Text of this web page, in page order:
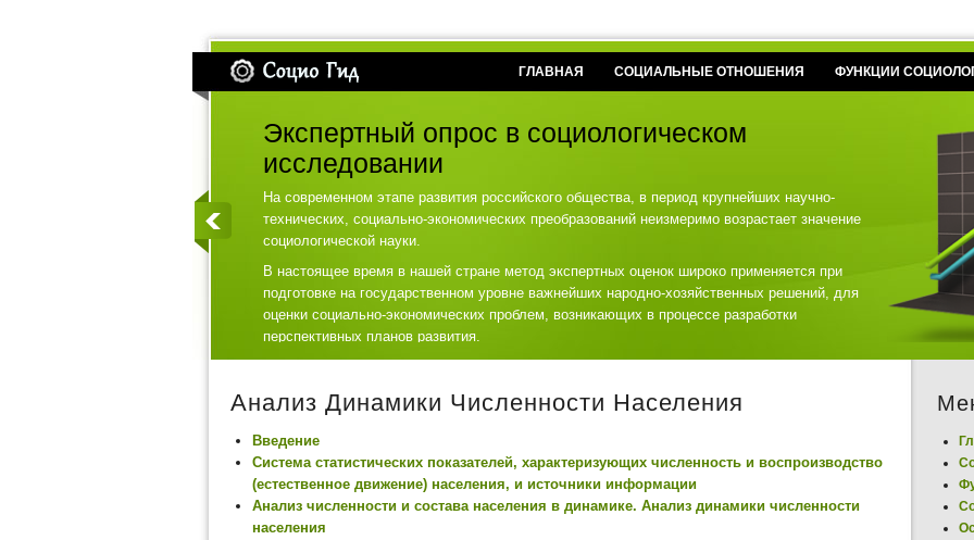
ГЛАВНАЯ СОЦИАЛЬНЫЕ ОТНОШЕНИЯ ФУНКЦИИ
Экспертный опрос в социологическом
исследовании
На современном этапе развития российского общества, в период крупнейших научно-
технических, социально-экономических преобразований неизмеримо возрастает значение
социологической науки.
В настоящее время в нашей стране метод экспертных оценок широко применяется при
подготовке на государственном уровне важнейших народно-хозяйственных решений, для
оценки социально-экономических проблем, возникающих в процессе разработки
перспективных планов развития.
Анализ Динамики Численности Населения
Введение
Система статистических показателей, характеризующих численность и воспроизводство
(естественное движение) населения, и источники информации
Анализ численности и состава населения в динамике. Анализ динамики численности
населения